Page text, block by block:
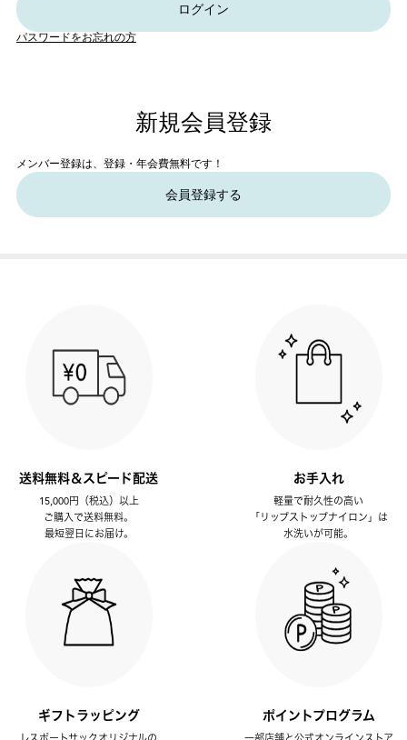
ログイン
パスワードをお忘れの方
新規会員登録
メンバー登録は、登録・年会費無料です！
会員登録する
送料無料＆スピード配送
15,000円（税込）以上
ご購入で送料無料。
最短翌日にお届け。
お手入れ
軽量で耐久性の高い
「リップストップナイロン」は
水洗いが可能。
ギフトラッピング ポイントプログラム